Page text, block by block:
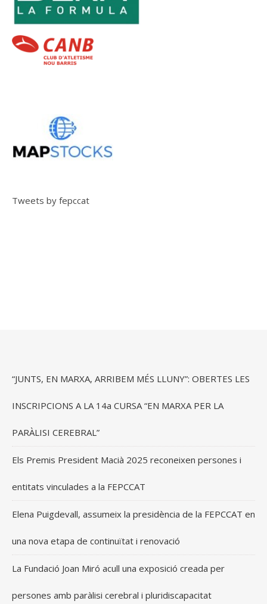
Tweets by fepccat
“JUNTS, EN MARXA, ARRIBEM MÉS LLUNY”: OBERTES LES
INSCRIPCIONS A LA 14a CURSA “EN MARXA PER LA
PARÀLISI CEREBRAL”
Els Premis President Macià 2025 reconeixen persones i
entitats vinculades a la FEPCCAT
Elena Puigdevall, assumeix la presidència de la FEPCCAT en
una nova etapa de continuïtat i renovació
La Fundació Joan Miró acull una exposició creada per
persones amb paràlisi cerebral i pluridiscapacitat